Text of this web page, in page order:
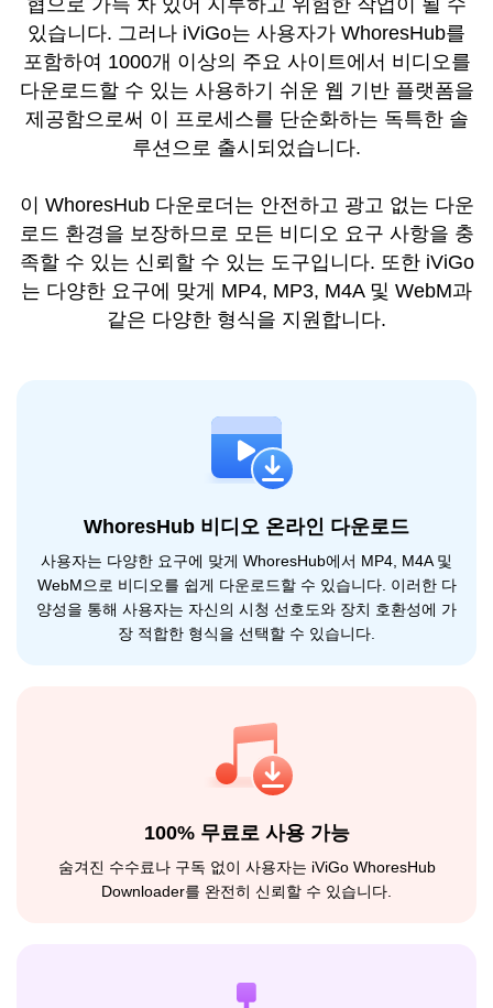
있습니다. 그러나 iViGo는 사용자가 WhoresHub를
포함하여 1000개 이상의 주요 사이트에서 비디오를
다운로드할 수 있는 사용하기 쉬운 웹 기반 플랫폼을
제공함으로써 이 프로세스를 단순화하는 독특한 솔
루션으로 출시되었습니다.
이 WhoresHub 다운로더는 안전하고 광고 없는 다운
로드 환경을 보장하므로 모든 비디오 요구 사항을 충
족할 수 있는 신뢰할 수 있는 도구입니다. 또한 iViGo
는 다양한 요구에 맞게 MP4, MP3, M4A 및 WebM과
같은 다양한 형식을 지원합니다.
WhoresHub 비디오 온라인 다운로드
사용자는 다양한 요구에 맞게 WhoresHub에서 MP4, M4A 및
WebM으로 비디오를 쉽게 다운로드할 수 있습니다. 이러한 다
양성을 통해 사용자는 자신의 시청 선호도와 장치 호환성에 가
장 적합한 형식을 선택할 수 있습니다.
100% 무료로 사용 가능
숨겨진 수수료나 구독 없이 사용자는 iViGo WhoresHub
Downloader를 완전히 신뢰할 수 있습니다.